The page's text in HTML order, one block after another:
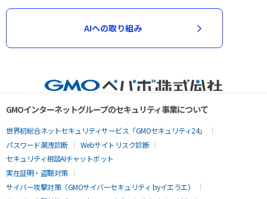
AIへの取り組み
GMOインターネットグループのセキュリティ事業について
世界初総合ネットセキュリティサービス「GMOセキュリティ24」
パスワード漏洩診断
Webサイトリスク診断
セキュリティ相談AIチャットボット
実在証明・盗聴対策
サイバー攻撃対策（GMOサイバーセキュリティ byイエラエ）